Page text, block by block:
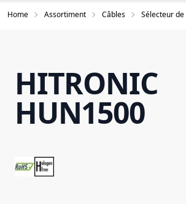
Home Assortiment Câbles Sélecteur
HITRONIC
HUN1500